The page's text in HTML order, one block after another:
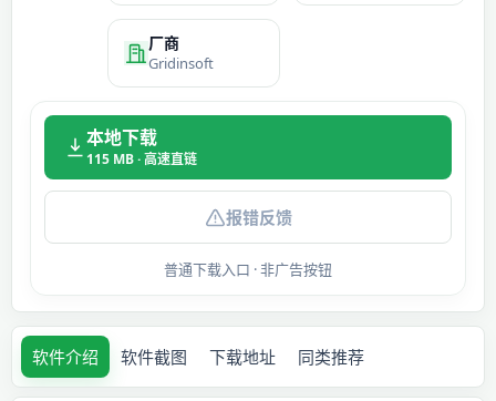
厂商
Gridinsoft
本地下载
115 MB · 高速直链
报错反馈
普通下载入口 · 非广告按钮
软件介绍 软件截图 下载地址 同类推荐